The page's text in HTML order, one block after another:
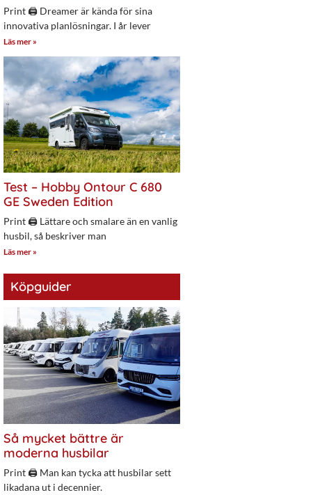
Print 🖨 Dreamer är kända för sina
innovativa planlösningar. I år lever
Läs mer »
Test – Hobby Ontour C 680
GE Sweden Edition
Print 🖨 Lättare och smalare än en vanlig
husbil, så beskriver man
Läs mer »
Köpguider
Så mycket bättre är
moderna husbilar
Print 🖨 Man kan tycka att husbilar sett
likadana ut i decennier.